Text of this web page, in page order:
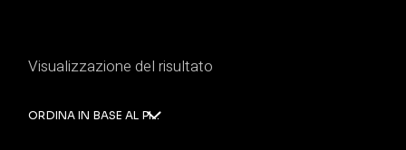
Visualizzazione del risultato
ORDINA IN BASE AL PIÙ RECENTE